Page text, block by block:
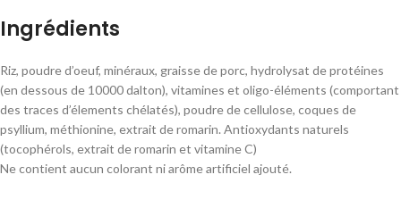
Ingrédients
Riz, poudre d’oeuf, minéraux, graisse de porc, hydrolysat de protéines
(en dessous de 10000 dalton), vitamines et oligo-éléments (comportant
des traces d’élements chélatés), poudre de cellulose, coques de
psyllium, méthionine, extrait de romarin. Antioxydants naturels
(tocophérols, extrait de romarin et vitamine C)
Ne contient aucun colorant ni arôme artificiel ajouté.